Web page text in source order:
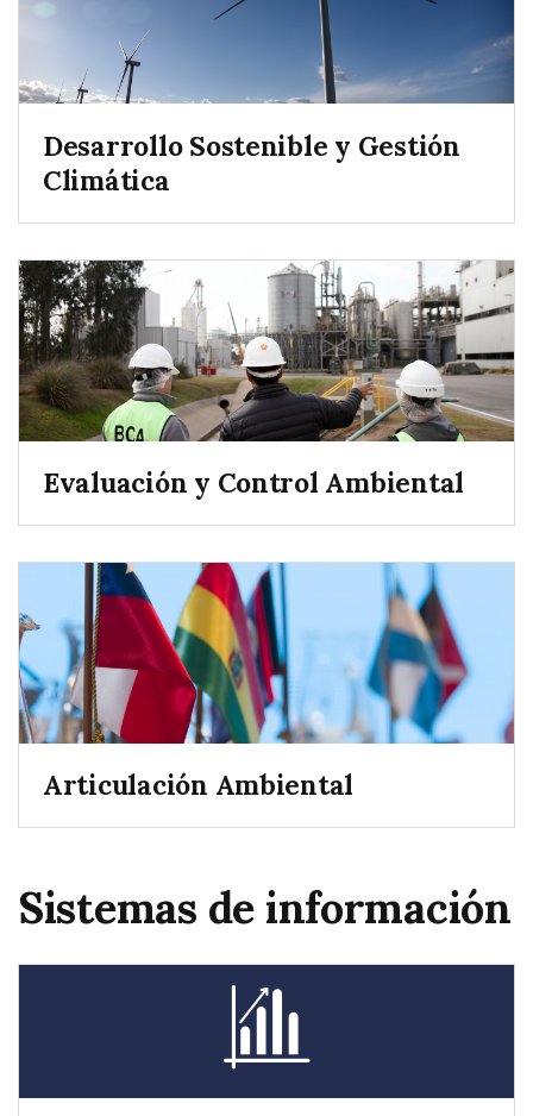
Desarrollo Sostenible y Gestión
Climática
Evaluación y Control Ambiental
Articulación Ambiental
Sistemas de información